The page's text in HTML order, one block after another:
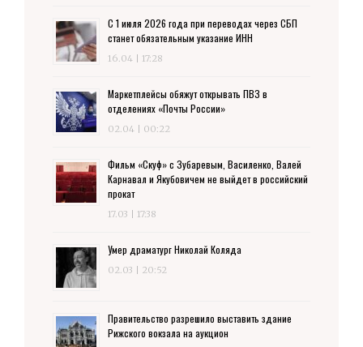
С 1 июля 2026 года при переводах через СБП
станет обязательным указание ИНН
16.04 | 17:28
Маркетплейсы обяжут открывать ПВЗ в
отделениях «Почты России»
02.04 | 00:22
Фильм «Скуф» с Зубаревым, Василенко, Валей
Карнавал и Якубовичем не выйдет в российский
прокат
17.03 | 17:38
Умер драматург Николай Коляда
02.03 | 20:52
Правительство разрешило выставить здание
Рижского вокзала на аукцион